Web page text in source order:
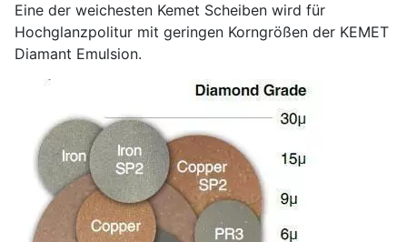
Eine der weichesten Kemet Scheiben wird für
Hochglanzpolitur mit geringen Korngrößen der KEMET
Diamant Emulsion.